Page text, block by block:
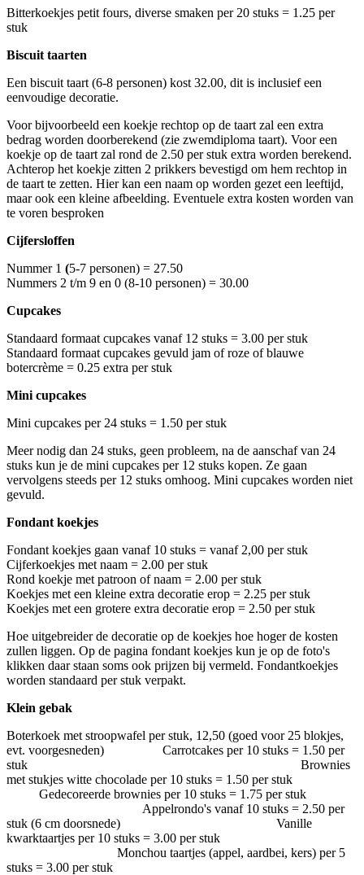
Bitterkoekjes petit fours, diverse smaken per 20 stuks = 1.25 per
stuk
Biscuit taarten
Een biscuit taart (6-8 personen) kost 32.00, dit is inclusief een
eenvoudige decoratie.
Voor bijvoorbeeld een koekje rechtop op de taart zal een extra
bedrag worden doorberekend (zie zwemdiploma taart). Voor een
koekje op de taart zal rond de 2.50 per stuk extra worden berekend.
Achterop het koekje zitten 2 prikkers bevestigd om hem rechtop in
de taart te zetten. Hier kan een naam op worden gezet een leeftijd,
maar ook een kleine afbeelding. Eventuele extra kosten worden van
te voren besproken
Cijfersloffen
Nummer 1 (5-7 personen) = 27.50
Nummers 2 t/m 9 en 0 (8-10 personen) = 30.00
Cupcakes
Standaard formaat cupcakes vanaf 12 stuks = 3.00 per stuk
Standaard formaat cupcakes gevuld jam of roze of blauwe
botercrème = 0.25 extra per stuk
Mini cupcakes
Mini cupcakes per 24 stuks = 1.50 per stuk
Meer nodig dan 24 stuks, geen probleem, na de aanschaf van 24
stuks kun je de mini cupcakes per 12 stuks kopen. Ze gaan
vervolgens steeds per 12 stuks omhoog. Mini cupcakes worden niet
gevuld.
Fondant koekjes
Fondant koekjes gaan vanaf 10 stuks = vanaf 2,00 per stuk
Cijferkoekjes met naam = 2.00 per stuk
Rond koekje met patroon of naam = 2.00 per stuk
Koekjes met een kleine extra decoratie erop = 2.25 per stuk
Koekjes met een grotere extra decoratie erop = 2.50 per stuk
Hoe uitgebreider de decoratie op de koekjes hoe hoger de kosten
zullen liggen. Op de pagina fondant koekjes kun je op de foto's
klikken daar staan soms ook prijzen bij vermeld. Fondantkoekjes
worden standaard per stuk verpakt.
Klein gebak
Boterkoek met stroopwafel per stuk, 12,50 (goed voor 25 blokjes,
evt. voorgesneden) Carrotcakes per 10 stuks = 1.50 per
stuk Brownies
met stukjes witte chocolade per 10 stuks = 1.50 per stuk
Gedecoreerde brownies per 10 stuks = 1.75 per stuk
Appelrondo's vanaf 10 stuks = 2.50 per
stuk (6 cm doorsnede) Vanille
kwarktaartjes per 10 stuks = 3.00 per stuk
Monchou taartjes (appel, aardbei, kers) per 5
stuks = 3.00 per stuk